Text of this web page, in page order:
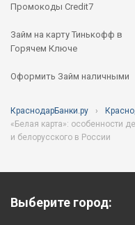
Промокоды Credit7
Займ на карту Тинькофф в
Горячем Ключе
Оформить Займ наличными
КраснодарБанки.ру
«Белая карта»: особенности
и белорусского в России
Выберите город: